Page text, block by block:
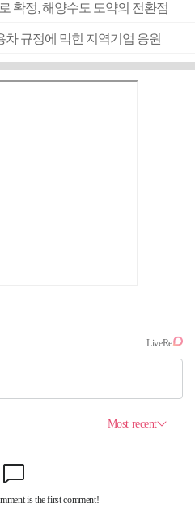
확정, 해양수도 도약의 전환점
규정에 막힌 지역기업 응원